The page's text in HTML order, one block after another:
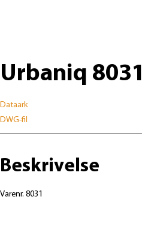
Urbaniq 8031
Dataark
DWG-fil
Beskrivelse
Varenr. 8031